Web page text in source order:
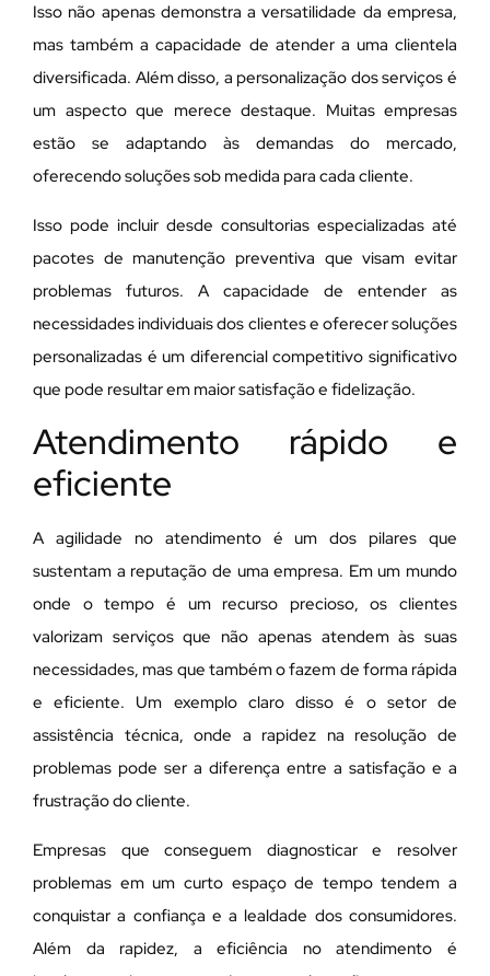
Isso não apenas demonstra a versatilidade da empresa,
mas também a capacidade de atender a uma clientela
diversificada. Além disso, a personalização dos serviços é
um aspecto que merece destaque. Muitas empresas
estão se adaptando às demandas do mercado,
oferecendo soluções sob medida para cada cliente.
Isso pode incluir desde consultorias especializadas até
pacotes de manutenção preventiva que visam evitar
problemas futuros. A capacidade de entender as
necessidades individuais dos clientes e oferecer soluções
personalizadas é um diferencial competitivo significativo
que pode resultar em maior satisfação e fidelização.
Atendimento rápido e
eficiente
A agilidade no atendimento é um dos pilares que
sustentam a reputação de uma empresa. Em um mundo
onde o tempo é um recurso precioso, os clientes
valorizam serviços que não apenas atendem às suas
necessidades, mas que também o fazem de forma rápida
e eficiente. Um exemplo claro disso é o setor de
assistência técnica, onde a rapidez na resolução de
problemas pode ser a diferença entre a satisfação e a
frustração do cliente.
Empresas que conseguem diagnosticar e resolver
problemas em um curto espaço de tempo tendem a
conquistar a confiança e a lealdade dos consumidores.
Além da rapidez, a eficiência no atendimento é